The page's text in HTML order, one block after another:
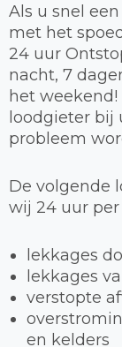
Als u snel
met het
24 uur
nacht, 7
het
loodgieter bij
probleem
De volgende
wij 24 uur per
lekkages
lekkages
verstopte
en kelders